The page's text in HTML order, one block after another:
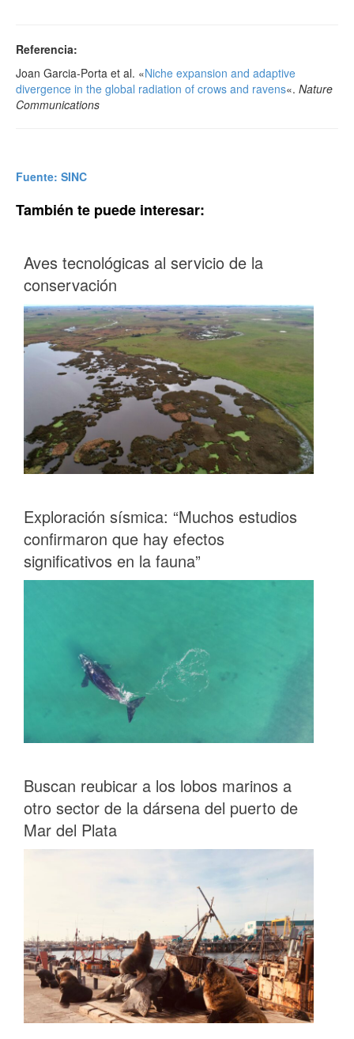
Referencia:
Joan Garcia-Porta et al. «Niche expansion and adaptive
divergence in the global radiation of crows and ravens«. Nature
Communications
Fuente: SINC
También te puede interesar:
Aves tecnológicas al servicio de la
conservación
Exploración sísmica: “Muchos estudios
confirmaron que hay efectos
significativos en la fauna”
Buscan reubicar a los lobos marinos a
otro sector de la dársena del puerto de
Mar del Plata